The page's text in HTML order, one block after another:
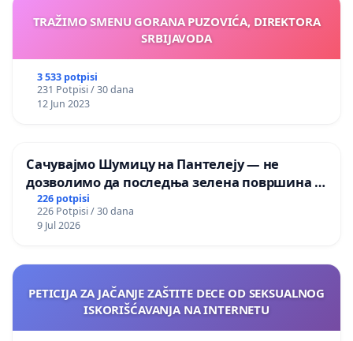
TRAŽIMO SMENU GORANA PUZOVIĆA, DIREKTORA
SRBIJAVODA
3 533 potpisi
231 Potpisi / 30 dana
12 Jun 2023
Сачувајмо Шумицу на Пантелеју — не
дозволимо да последња зелена површина у
Мавровској постане депонија
226 potpisi
226 Potpisi / 30 dana
9 Jul 2026
PETICIJA ZA JAČANJE ZAŠTITE DECE OD SEKSUALNOG
ISKORIŠĆAVANJA NA INTERNETU